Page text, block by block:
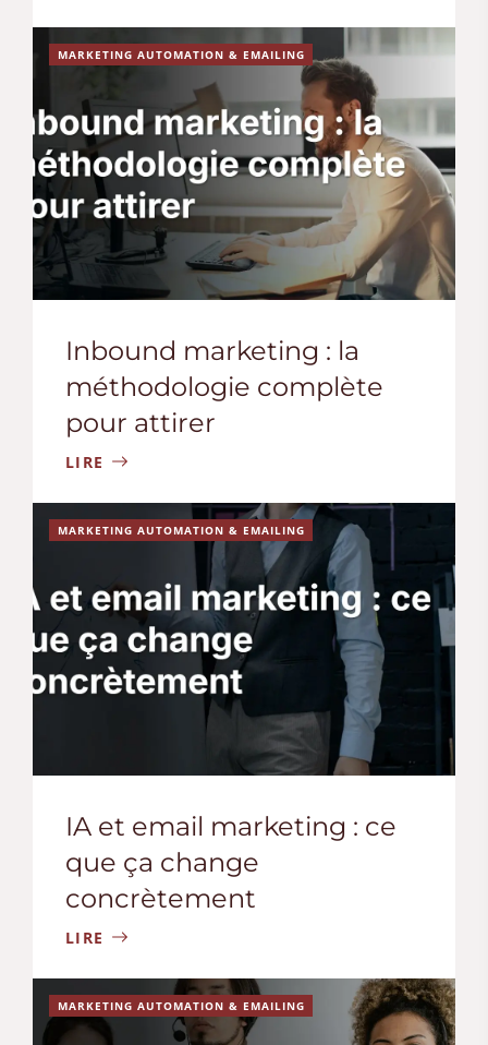
MARKETING AUTOMATION & EMAILING
Inbound marketing : la
méthodologie complète
pour attirer
LIRE
MARKETING AUTOMATION & EMAILING
IA et email marketing : ce
que ça change
concrètement
LIRE
MARKETING AUTOMATION & EMAILING